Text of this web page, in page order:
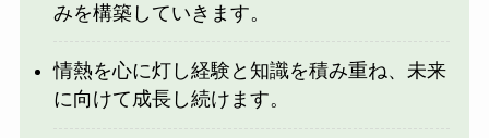
みを構築していきます。
情熱を心に灯し経験と知識を積み重ね、未来
に向けて成長し続けます。